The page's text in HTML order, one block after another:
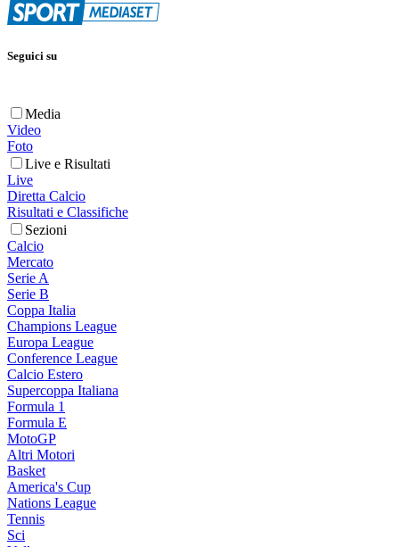
Seguici su
Media
Video
Foto
Live e Risultati
Live
Diretta Calcio
Risultati e Classifiche
Sezioni
Calcio
Mercato
Serie A
Serie B
Coppa Italia
Champions League
Europa League
Conference League
Calcio Estero
Supercoppa Italiana
Formula 1
Formula E
MotoGP
Altri Motori
Basket
America's Cup
Nations League
Tennis
Sci